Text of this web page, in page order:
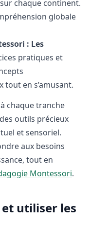
chaque continent.
globale
: Les
pratiques et
en s’amusant.
chaque tranche
outils précieux
et sensoriel.
aux besoins
tout en
Montessori.
utiliser les